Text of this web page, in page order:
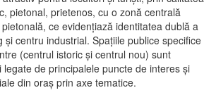
pietonal, prietenos, cu o zonă centrală
ce evidenţiază identitatea dublă a
şi centru industrial. Spaţiile publice specifice
(centrul istoric şi centrul nou) sunt
legate de principalele puncte de interes şi
din oraş prin axe tematice.